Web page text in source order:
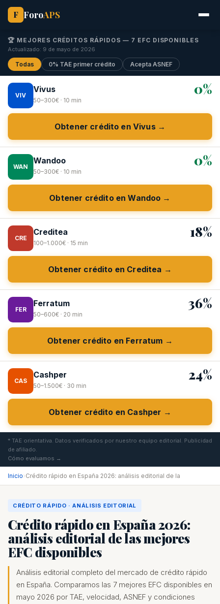
F ForoAPS
🏆 MEJORES CRÉDITOS RÁPIDOS — 7 EFC DISPONIBLES
Actualizado: 9 de mayo de 2026
Todas 0% TAE primer crédito Acepta ASNEF
VIV
Vivus
50–300€ · 10 min
0%
Obtener crédito en Vivus →
WAN
Wandoo
50–300€ · 10 min
0%
Obtener crédito en Wandoo →
CRE
Creditea
100–1.000€ · 15 min
18%
Obtener crédito en Creditea →
FER
Ferratum
50–600€ · 20 min
36%
Obtener crédito en Ferratum →
CAS
Cashper
50–1.500€ · 30 min
24%
Obtener crédito en Cashper →
* TAE orientativa. Datos verificados por nuestro equipo editorial. Publicidad
de afiliado.
Cómo evaluamos →
Inicio›Crédito rápido en España 2026: análisis editorial de la
CRÉDITO RÁPIDO · ANÁLISIS EDITORIAL
Crédito rápido en España 2026:
análisis editorial de las mejores
EFC disponibles
Análisis editorial completo del mercado de crédito rápido
en España. Comparamos las 7 mejores EFC disponibles en
mayo 2026 por TAE, velocidad, ASNEF y condiciones